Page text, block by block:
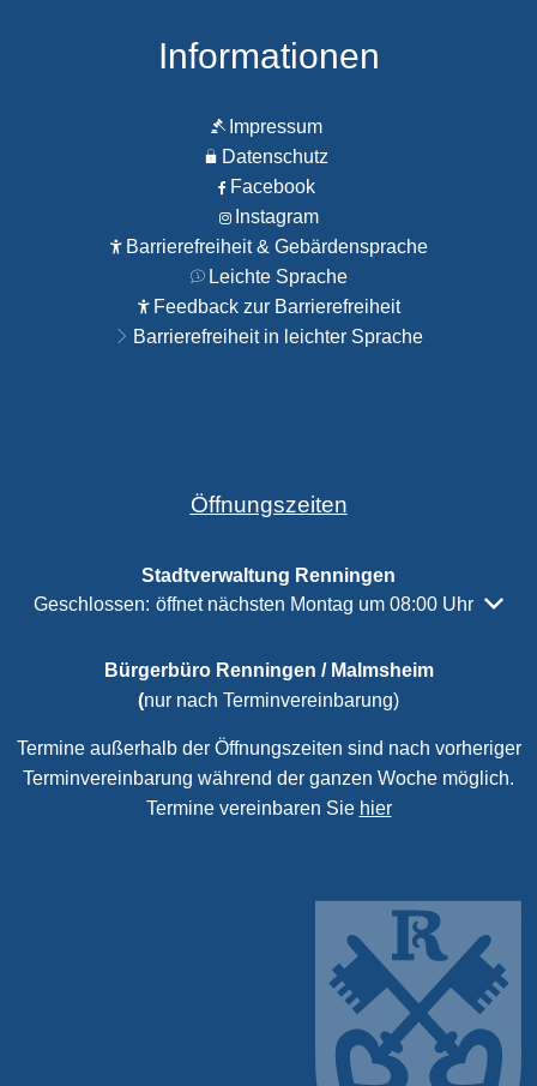
Informationen
Impressum
Datenschutz
Facebook
Instagram
Barrierefreiheit & Gebärdensprache
Leichte Sprache
Feedback zur Barrierefreiheit
Barrierefreiheit in leichter Sprache
Öffnungszeiten
Stadtverwaltung Renningen
Klicken, um weitere Öffnungs- oder Schließzeiten
Geschlossen: öffnet nächsten Montag um 08:00 Uhr
Bürgerbüro Renningen / Malmsheim
(nur nach Terminvereinbarung)
Termine außerhalb der Öffnungszeiten sind nach vorheriger
Terminvereinbarung während der ganzen Woche möglich.
Termine vereinbaren Sie hier